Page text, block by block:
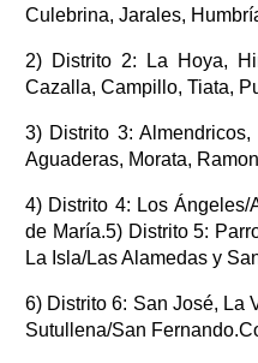
Culebrina, Jarales,
2) Distrito 2: La Hoya,
Cazalla, Campillo, Tiata,
3) Distrito 3:
Aguaderas, Morata,
4) Distrito 4: Los
de María.5) Distrito 5:
La Isla/Las Alamedas y
6) Distrito 6: San José, La
Sutullena/San